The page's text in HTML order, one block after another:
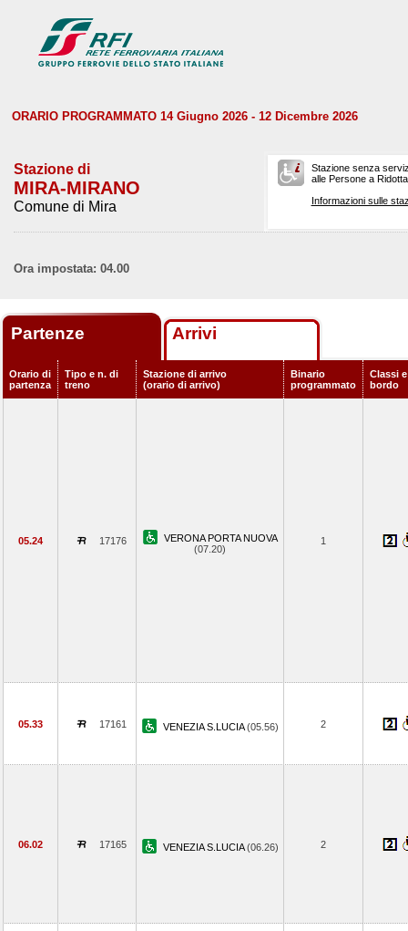
ORARIO PROGRAMMATO 14 Giugno 2026 - 12 Dicembre 2026
Stazione di
MIRA-MIRANO
Comune di Mira
Stazione senza
alle Persone a
Informazioni sulle
Ora impostata: 04.00
Partenze Arrivi
Orario di
partenza
Tipo e n. di
treno
Stazione di arrivo
(orario di arrivo)
Binario
programmato
Classi
bordo
05.24 17176
VERONA PORTA NUOVA
(07.20)
1
05.33 17161 VENEZIA S.LUCIA(05.56) 2
06.02 17165 VENEZIA S.LUCIA(06.26) 2